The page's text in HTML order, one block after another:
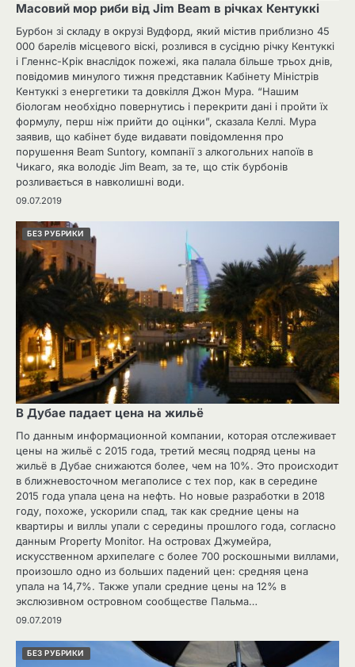
Масовий мор риби від Jim Beam в річках Кентуккі
Бурбон зі складу в окрузі Вудфорд, який містив приблизно 45
000 барелів місцевого віскі, розлився в сусідню річку Кентуккі
і Гленнс-Крік внаслідок пожежі, яка палала більше трьох днів,
повідомив минулого тижня представник Кабінету Міністрів
Кентуккі з енергетики та довкілля Джон Мура. “Нашим
біологам необхідно повернутись і перекрити дані і пройти їх
формулу, перш ніж прийти до оцінки”, сказала Келлі. Мура
заявив, що кабінет буде видавати повідомлення про
порушення Beam Suntory, компанії з алкогольних напоїв в
Чикаго, яка володіє Jim Beam, за те, що стік бурбонів
розливається в навколишні води.
09.07.2019
БЕЗ РУБРИКИ
В Дубае падает цена на жильё
По данным информационной компании, которая отслеживает
цены на жильё с 2015 года, третий месяц подряд цены на
жильё в Дубае снижаются более, чем на 10%. Это происходит
в ближневосточном мегаполисе с тех пор, как в середине
2015 года упала цена на нефть. Но новые разработки в 2018
году, похоже, ускорили спад, так как средние цены на
квартиры и виллы упали с середины прошлого года, согласно
данным Property Monitor. На островах Джумейра,
искусственном архипелаге с более 700 роскошными виллами,
произошло одно из больших падений цен: средняя цена
упала на 14,7%. Также упали средние цены на 12% в
экслюзивном островном сообществе Пальма…
09.07.2019
БЕЗ РУБРИКИ